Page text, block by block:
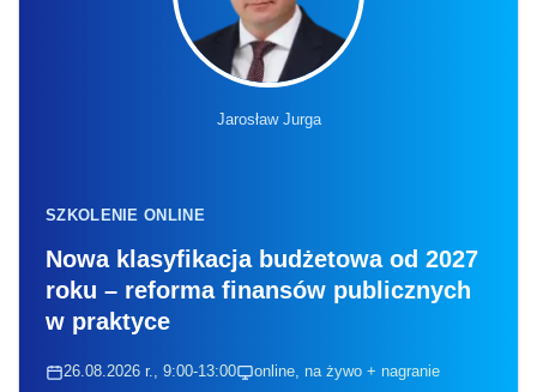
Jarosław Jurga
SZKOLENIE ONLINE
Nowa klasyfikacja budżetowa od 2027
roku – reforma finansów publicznych
w praktyce
26.08.2026 r., 9:00-13:00 online, na żywo + nagranie